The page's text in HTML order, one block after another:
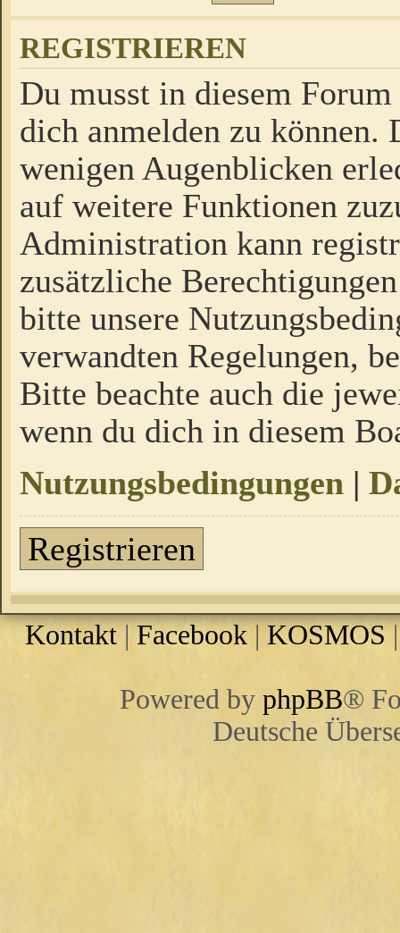
REGISTRIEREN
Du musst in diesem
dich anmelden zu
wenigen Augenblicken
auf weitere Funktionen
Administration kann
zusätzliche
bitte unsere
verwandten Regelungen,
Bitte beachte auch die
wenn du dich in diesem
Nutzungsbedingungen |
Registrieren
Kontakt | Facebook |KOSMOS
Powered by phpBB®
Deutsche